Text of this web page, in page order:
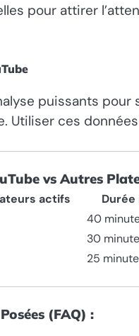
pour attirer
puissants
Utiliser ces
vs Autres
actifs Durée
40
30
25
(FAQ) :